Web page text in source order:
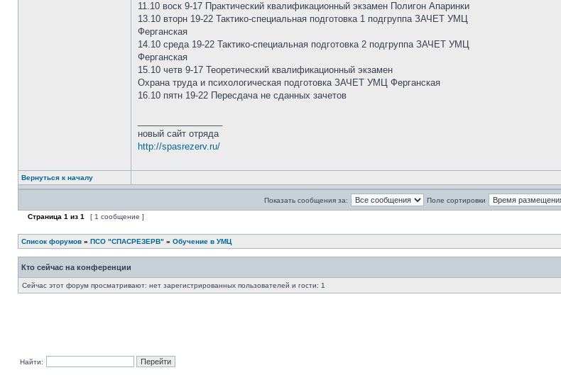
11.10 воск 9-17 Практический квалификационный экзамен Полигон Апаринки
13.10 вторн 19-22 Тактико-специальная подготовка 1 подгруппа ЗАЧЕТ УМЦ
Ферганская
14.10 среда 19-22 Тактико-специальная подготовка 2 подгруппа ЗАЧЕТ УМЦ
Ферганская
15.10 четв 9-17 Теоретический квалификационный экзамен
Охрана труда и психологическая подготовка ЗАЧЕТ УМЦ Ферганская
16.10 пятн 19-22 Пересдача не сданных зачетов
новый сайт отряда
http://spasrezerv.ru/
Вернуться к началу
Показать сообщения за: Поле сортировки
Страница 1 из 1 [ 1 сообщение ]
Список форумов » ПСО "СПАСРЕЗЕРВ" » Обучение в УМЦ
Кто сейчас на конференции
Сейчас этот форум просматривают: нет зарегистрированных пользователей и гости: 1
Найти: